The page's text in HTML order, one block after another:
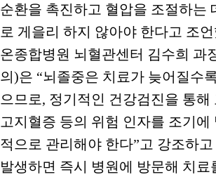
순환을 촉진하고 혈압을 조절하는
로 게을리 하지 않아야 한다고 조
온종합병원 뇌혈관센터 김수희 과
의)은 “뇌졸중은 치료가 늦어질수
으므로, 정기적인 건강검진을 통해
고지혈증 등의 위험 인자를 조기에
적으로 관리해야 한다”고 강조하
발생하면 즉시 병원에 방문해 치료